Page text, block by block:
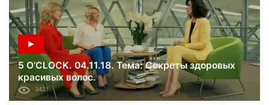
5 O’CLOCK. 04.11.18. Тема: Секреты здоровых
красивых волос.
3421